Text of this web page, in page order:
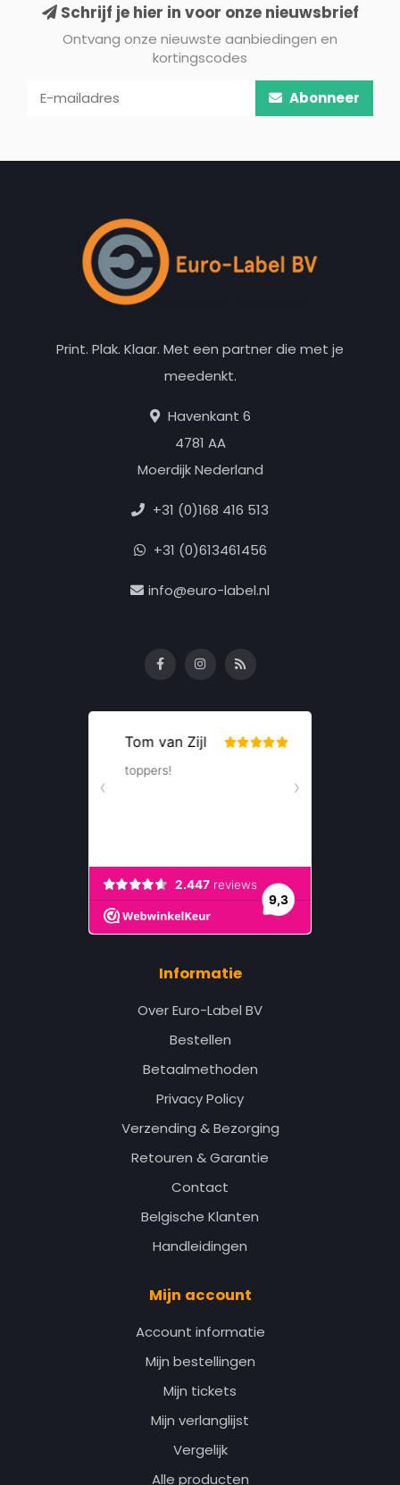
Schrijf je hier in voor onze nieuwsbrief
Ontvang onze nieuwste aanbiedingen en
kortingscodes
Abonneer
Print. Plak. Klaar. Met een partner die met je
meedenkt.
Havenkant 6
4781 AA
Moerdijk Nederland
+31 (0)168 416 513
+31 (0)613461456
info@euro-label.nl
Informatie
Over Euro-Label BV
Bestellen
Betaalmethoden
Privacy Policy
Verzending & Bezorging
Retouren & Garantie
Contact
Belgische Klanten
Handleidingen
Mijn account
Account informatie
Mijn bestellingen
Mijn tickets
Mijn verlanglijst
Vergelijk
Alle producten